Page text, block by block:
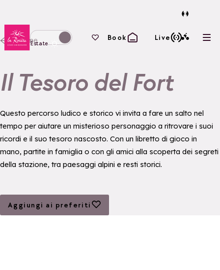
Torna alla home page
Passa alla modalità invernale
Estate
I tuoi preferiti
Book Live
Home
Il Tesoro del Fort
Questo percorso ludico e storico vi invita a fare un salto nel
tempo per aiutare un misterioso personaggio a ritrovare i suoi
ricordi e il suo tesoro nascosto. Con un libretto di gioco in
mano, partite in famiglia o con gli amici alla scoperta dei segreti
della stazione, tra paesaggi alpini e resti storici.
Aggiungi ai preferiti
Aggiungi ai preferiti